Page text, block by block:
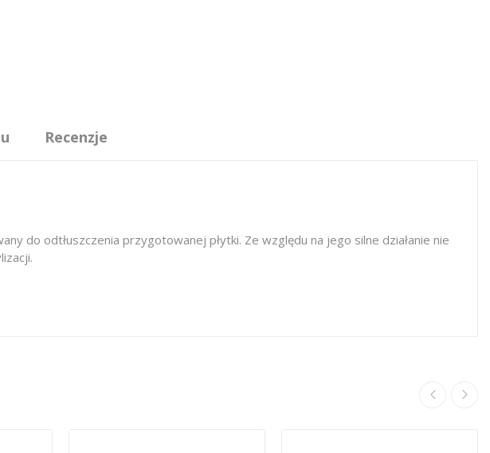
Recenzje
do odtłuszczenia przygotowanej płytki. Ze względu na jego silne działanie nie